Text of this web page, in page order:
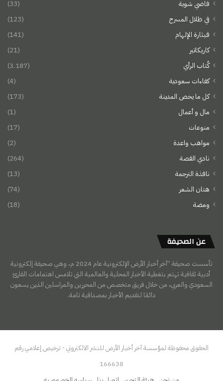
فاضي شوية
(33)
في ظلال المسرح
(123)
قيثارة الإلهام
(141)
كاريكاتير
(21)
كُتاب الرأي
(3٬187)
كفاءات سعودية
(4)
كل ما يخص المدينة
(173)
مال و أعمال
(1)
منوعات
(17)
مواهب واعدة
(2)
نادي القصة
(264)
نافذة الترجمة
(13)
هتان الشعر
(74)
ومضة
(18)
عن الصحيفة
تأسست صحيفة “آخر أخبار الأرض الإلكترونية عام 2024 م، وهي صحيفة إلكترونية
أدبية ثقافية تهتم بتغطية الأخبار المحلية والعالمية التي تلامس اهتمامات القارئ
السعودي والعربي، من خلال فريق متخصص من المحررين والمراسلين الذين يسعون
دائمًا لتقديم الأخبار بمصداقية تامة.
الحقوق محفوظة لمؤسسة آخر أخبار الأرض للنشر الالكتروني - ترخيص إعلامي رقم
166638